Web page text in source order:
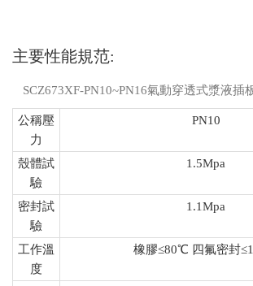
主要性能規范:
SCZ673XF-PN10~PN16氣動穿透式漿液插
公稱壓
力
PN10
殼體試
驗
1.5Mpa
密封試
驗
1.1Mpa
工作溫
度
橡膠≤80℃ 四氟密封